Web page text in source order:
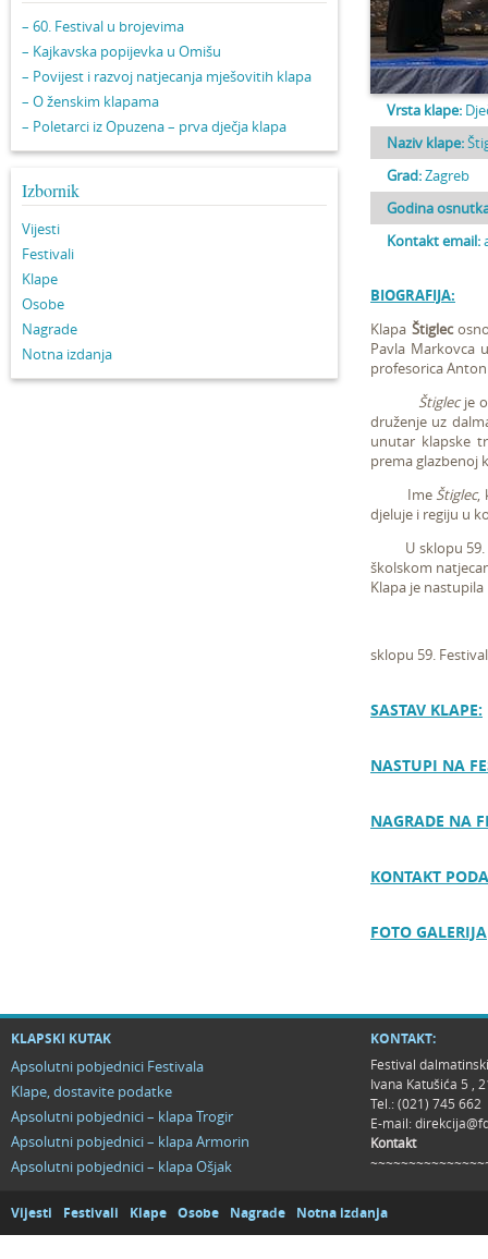
– 60. Festival u brojevima
– Kajkavska popijevka u Omišu
– Povijest i razvoj natjecanja mješovitih klapa
– O ženskim klapama
– Poletarci iz Opuzena – prva dječja klapa
Izbornik
Vijesti
Festivali
Klape
Osobe
Nagrade
Notna izdanja
Vrsta klape:
Naziv klape:
Grad:Zagreb
Godina
Kontakt email:
BIOGRAFIJA:
Klapa Štiglec
Pavla Markovca
profesorica
Štiglecje
druženje uz
unutar klapske
prema glazbenoj
Ime Štiglec,
djeluje i regiju u
U sklopu 59.
školskom
Klapa je
sklopu 59.
SASTAV KLAPE:
NASTUPI NA
NAGRADE NA
KONTAKT
FOTO GALERIJA
KLAPSKI KUTAK
Apsolutni pobjednici Festivala
Klape, dostavite podatke
Apsolutni pobjednici – klapa Trogir
Apsolutni pobjednici – klapa Armorin
Apsolutni pobjednici – klapa Ošjak
KONTAKT:
Festival
Ivana Katušića 5 ,
Tel.: (021) 745 662
E-mail:
Kontakt
Vijesti Festivali Klape Osobe Nagrade Notna izdanja